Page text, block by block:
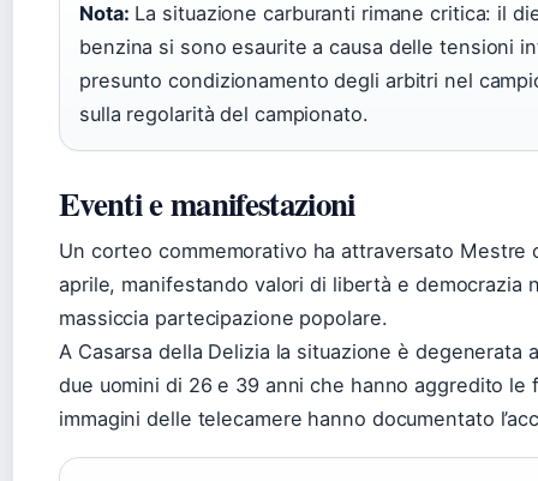
Nota: La situazione carburanti rimane critica: il
benzina si sono esaurite a causa delle tensioni
presunto condizionamento degli arbitri nel
sulla regolarità del campionato.
Eventi e manifestazioni
Un corteo commemorativo ha attraversato
aprile, manifestando valori di libertà e democrazia
massiccia partecipazione popolare.
A Casarsa della Delizia la situazione è degenerata
due uomini di 26 e 39 anni che hanno aggredito le
immagini delle telecamere hanno documentato